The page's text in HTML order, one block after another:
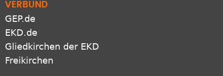
VERBUND
GEP.de
EKD.de
Gliedkirchen der EKD
Freikirchen